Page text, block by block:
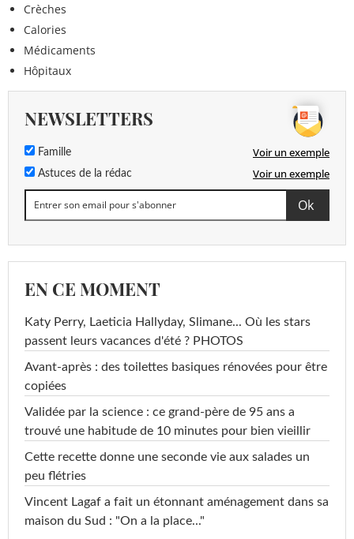
Crèches
Calories
Médicaments
Hôpitaux
NEWSLETTERS
Famille Voir un exemple
Astuces de la rédac Voir un exemple
EN CE MOMENT
Katy Perry, Laeticia Hallyday, Slimane... Où les stars
passent leurs vacances d'été ? PHOTOS
Avant-après : des toilettes basiques rénovées pour être
copiées
Validée par la science : ce grand-père de 95 ans a
trouvé une habitude de 10 minutes pour bien vieillir
Cette recette donne une seconde vie aux salades un
peu flétries
Vincent Lagaf a fait un étonnant aménagement dans sa
maison du Sud : "On a la place..."